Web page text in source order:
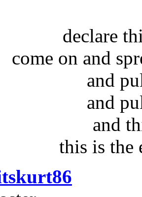
declare
come on and
and
and
and
this is the